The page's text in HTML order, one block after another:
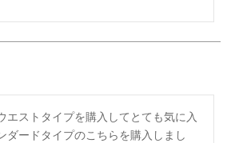
エストタイプを購入してとても気に入
ダードタイプのこちらを購入しまし